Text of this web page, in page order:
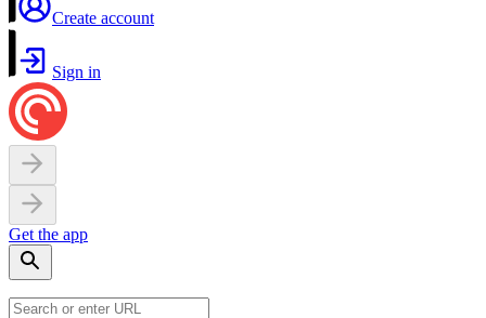
Create account
Sign in
Get the app